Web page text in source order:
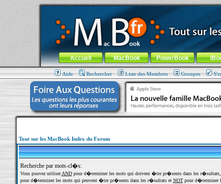
MacBook-fr.com : 100% Apple... 100% nomade !
Aller au contenu-Aller au menu général-Aller au menu de
Menu général
Accueil MacBook PowerBook
Aide Rechercher Liste des Membres Groupes
Tout sur les MacBook Index du Forum
Recherche par mots-cl�s:
Vous pouvez utiliserANDpour d�terminer les mots qui doivent �tre pr�sents dans les
pour d�terminer les mots qui peuvent �tre pr�sents dans les r�sultats et NOTpour d�terminer